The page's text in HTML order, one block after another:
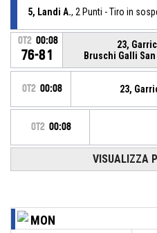
5, Landi A., 2 Punti - Tiro in
OT2 00:08
76-81
23,
Bruschi Galli
OT2 00:08 23,
OT2 00:08
, Fallo personale
realizzato
Akronos Tech Moncalieri
VISUALIZZA
MON